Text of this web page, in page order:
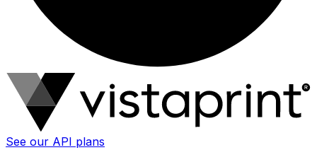
See our API plans